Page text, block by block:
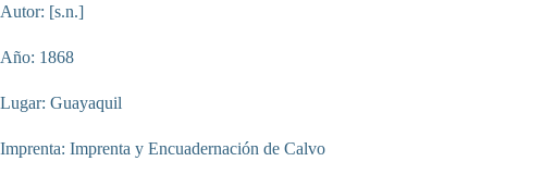
Autor: [s.n.]
Año: 1868
Lugar: Guayaquil
Imprenta: Imprenta y Encuadernación de Calvo